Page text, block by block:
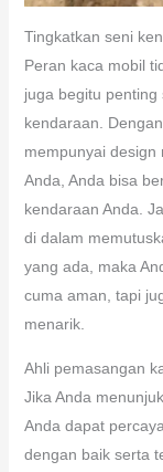
Tingkatkan seni
Peran kaca mobil
juga begitu
kendaraan.
mempunyai design
Anda, Anda bisa
kendaraan Anda.
di dalam
yang ada, maka
cuma aman, tapi
menarik.
Ahli pemasangan
Jika Anda
Anda dapat
dengan baik serta